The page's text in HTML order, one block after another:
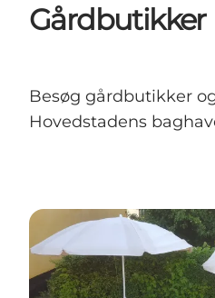
Byliv & Mad
Natur & Friluftsliv
Praktisk
Gårdbutikker
Besøg gårdbutikker
Hovedstadens